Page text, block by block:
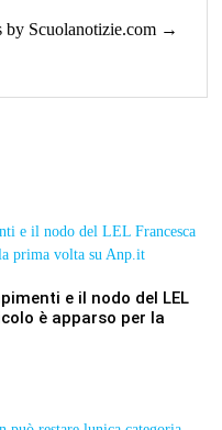
by Scuolanotizie.com →
e il nodo del LEL
è apparso per la